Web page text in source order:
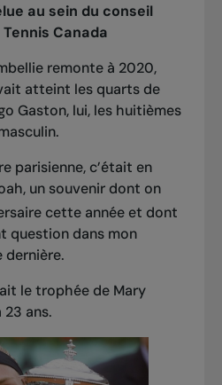
au sein du conseil
Canada
remonte à 2020,
atteint les quarts de
Gaston, lui, les huitièmes
parisienne, c’était en
un souvenir dont on
cette année et dont
question dans mon
dernière.
le trophée de Mary
ans.